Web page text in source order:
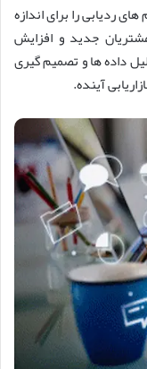
ردیابی را برای اندازه
جدید و افزایش
داده ها و تصمیم گیری
آینده.